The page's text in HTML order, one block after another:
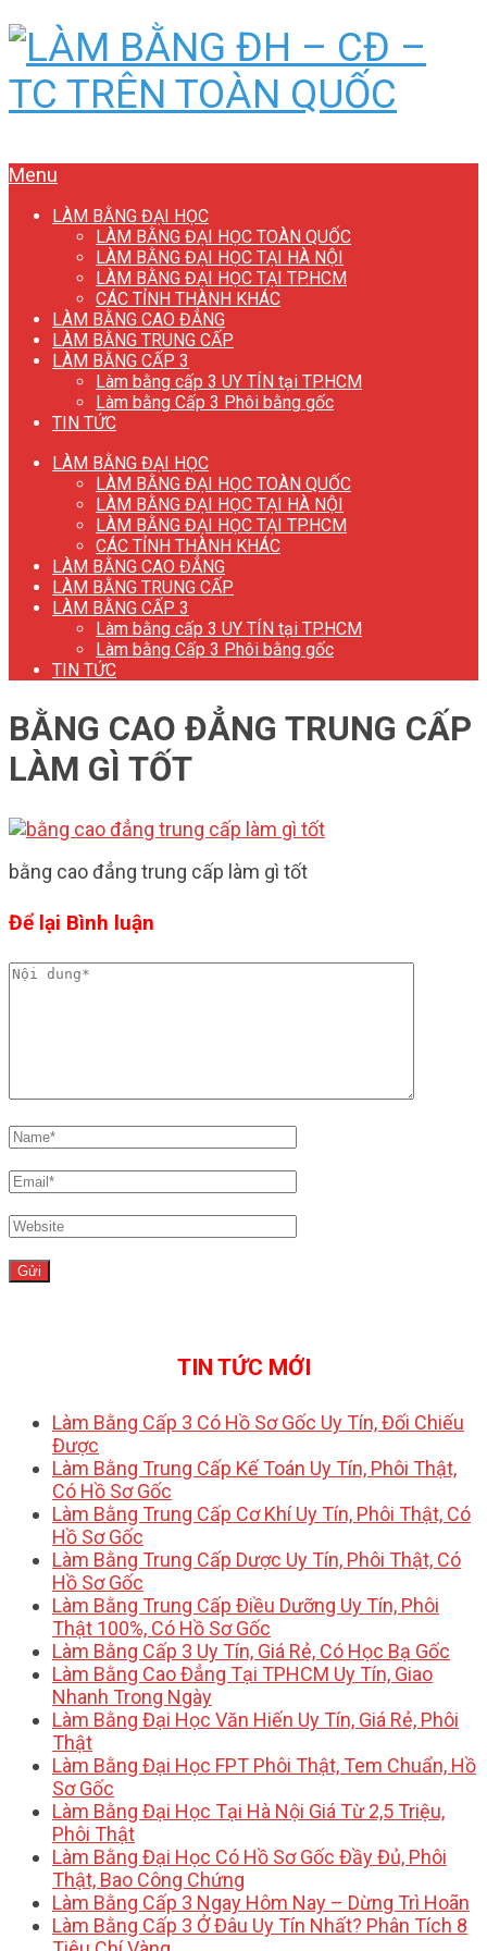
Menu
LÀM BẰNG ĐẠI HỌC
LÀM BẰNG ĐẠI HỌC TOÀN QUỐC
LÀM BẰNG ĐẠI HỌC TẠI HÀ NỘI
LÀM BẰNG ĐẠI HỌC TẠI TP.HCM
CÁC TỈNH THÀNH KHÁC
LÀM BẰNG CAO ĐẲNG
LÀM BẰNG TRUNG CẤP
LÀM BẰNG CẤP 3
Làm bằng cấp 3 UY TÍN tại TP.HCM
Làm bằng Cấp 3 Phôi bằng gốc
TIN TỨC
LÀM BẰNG ĐẠI HỌC
LÀM BẰNG ĐẠI HỌC TOÀN QUỐC
LÀM BẰNG ĐẠI HỌC TẠI HÀ NỘI
LÀM BẰNG ĐẠI HỌC TẠI TP.HCM
CÁC TỈNH THÀNH KHÁC
LÀM BẰNG CAO ĐẲNG
LÀM BẰNG TRUNG CẤP
LÀM BẰNG CẤP 3
Làm bằng cấp 3 UY TÍN tại TP.HCM
Làm bằng Cấp 3 Phôi bằng gốc
TIN TỨC
BẰNG CAO ĐẲNG TRUNG CẤP
LÀM GÌ TỐT
bằng cao đẳng trung cấp làm gì tốt
Để lại Bình luận
TIN TỨC MỚI
Làm Bằng Cấp 3 Có Hồ Sơ Gốc Uy Tín, Đối Chiếu
Được
Làm Bằng Trung Cấp Kế Toán Uy Tín, Phôi Thật,
Có Hồ Sơ Gốc
Làm Bằng Trung Cấp Cơ Khí Uy Tín, Phôi Thật, Có
Hồ Sơ Gốc
Làm Bằng Trung Cấp Dược Uy Tín, Phôi Thật, Có
Hồ Sơ Gốc
Làm Bằng Trung Cấp Điều Dưỡng Uy Tín, Phôi
Thật 100%, Có Hồ Sơ Gốc
Làm Bằng Cấp 3 Uy Tín, Giá Rẻ, Có Học Bạ Gốc
Làm Bằng Cao Đẳng Tại TPHCM Uy Tín, Giao
Nhanh Trong Ngày
Làm Bằng Đại Học Văn Hiến Uy Tín, Giá Rẻ, Phôi
Thật
Làm Bằng Đại Học FPT Phôi Thật, Tem Chuẩn, Hồ
Sơ Gốc
Làm Bằng Đại Học Tại Hà Nội Giá Từ 2,5 Triệu,
Phôi Thật
Làm Bằng Đại Học Có Hồ Sơ Gốc Đầy Đủ, Phôi
Thật, Bao Công Chứng
Làm Bằng Cấp 3 Ngay Hôm Nay – Dừng Trì Hoãn
Làm Bằng Cấp 3 Ở Đâu Uy Tín Nhất? Phân Tích 8